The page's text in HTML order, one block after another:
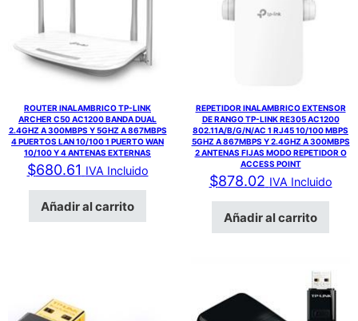
ROUTER INALAMBRICO TP-LINK
ARCHER C50 AC1200 BANDA DUAL
2.4GHZ A 300MBPS Y 5GHZ A 867MBPS
4 PUERTOS LAN 10/100 1 PUERTO WAN
10/100 Y 4 ANTENAS EXTERNAS
$680.61 IVA Incluido
Añadir al carrito
REPETIDOR INALAMBRICO EXTENSOR
DE RANGO TP-LINK RE305 AC1200
802.11A/B/G/N/AC 1 RJ45 10/100 MBPS
5GHZ A 867MBPS Y 2.4GHZ A 300MBPS
2 ANTENAS FIJAS MODO REPETIDOR O
ACCESS POINT
$878.02 IVA Incluido
Añadir al carrito